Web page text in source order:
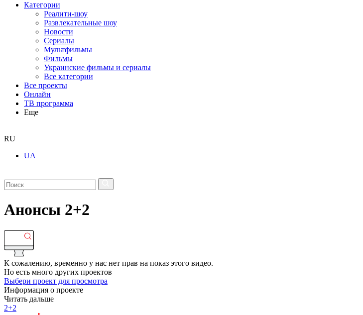
Категории
Реалити-шоу
Развлекательные шоу
Новости
Сериалы
Мультфильмы
Фильмы
Украинские фильмы и сериалы
Все категории
Все проекты
Онлайн
ТВ программа
Еще
RU
UA
Анонсы 2+2
К сожалению, временно у нас нет прав на показ этого видео.
Но есть много других проектов
Выбери проект для просмотра
Информация о проекте
Читать дальше
2+2